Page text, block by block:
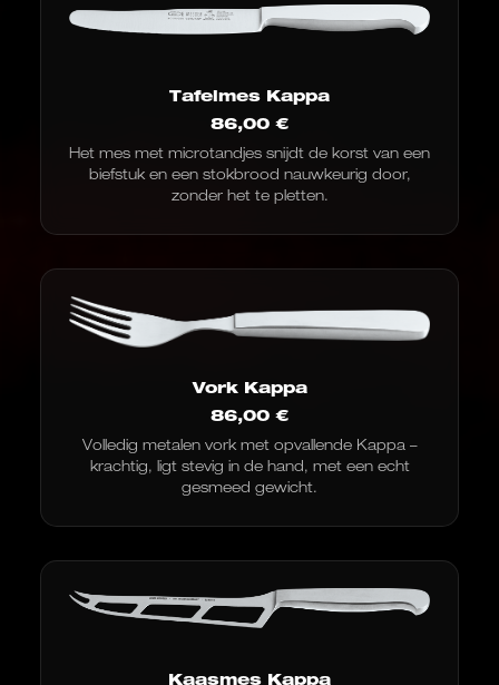
Tafelmes Kappa
86,00 €
Het mes met microtandjes snijdt de korst van een
biefstuk en een stokbrood nauwkeurig door,
zonder het te pletten.
Vork Kappa
86,00 €
Volledig metalen vork met opvallende Kappa –
krachtig, ligt stevig in de hand, met een echt
gesmeed gewicht.
Kaasmes Kappa